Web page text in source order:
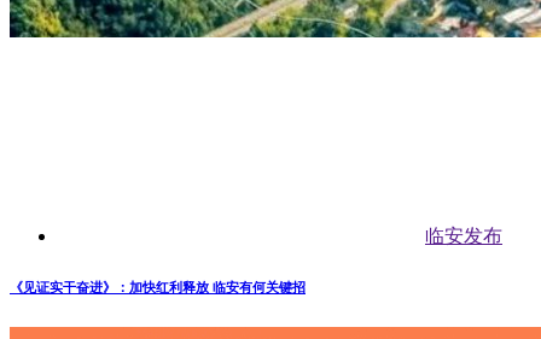
临安发布
《见证实干奋进》：加快红利释放 临安有何关键招